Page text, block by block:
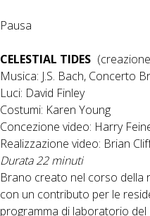
Pausa
CELESTIAL TIDES
Musica: J.S. Bach, Concerto
Luci: David Finley
Costumi: Karen Young
Concezione video: Harry
Realizzazione video: Brian
Durata 22 minuti
Brano creato nel corso della
con un contributo per le
programma di laboratorio